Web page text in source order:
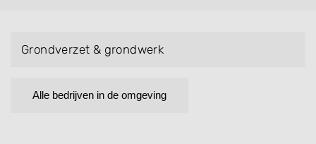
Grondverzet & grondwerk
Alle bedrijven in de omgeving